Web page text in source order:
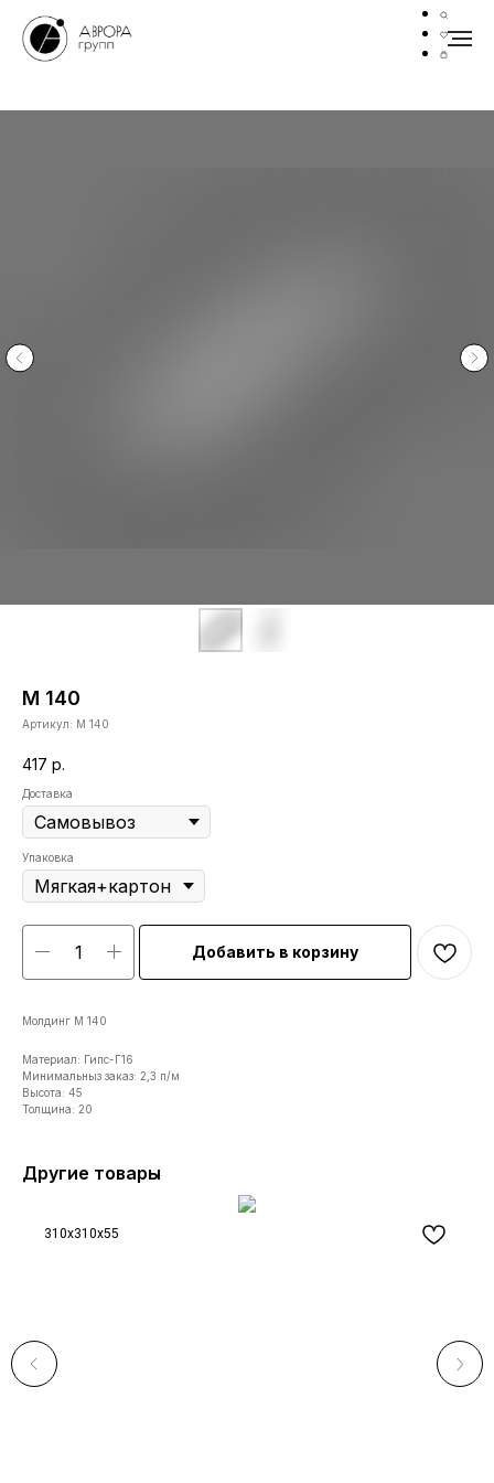
М 140
Артикул: М 140
417 р.
Доставка
Упаковка
Добавить в корзину
Молдинг М 140
Материал: Гипс-Г16
Минимальныз заказ: 2,3 п/м
Высота: 45
Толщина: 20
Другие товары
310x310x55